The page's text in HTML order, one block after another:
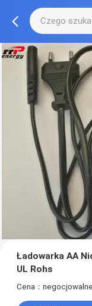
Ładowarka AA
UL Rohs
Cena：negocjowalne